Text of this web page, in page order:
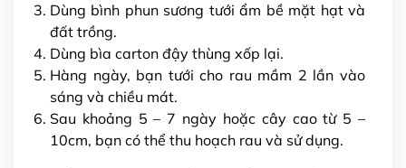
Dùng bình phun sương tưới ẩm bề mặt hạt và
đất trồng.
Dùng bìa carton đậy thùng xốp lại.
Hàng ngày, bạn tưới cho rau mầm 2 lần vào
sáng và chiều mát.
Sau khoảng 5 – 7 ngày hoặc cây cao từ 5 –
10cm, bạn có thể thu hoạch rau và sử dụng.